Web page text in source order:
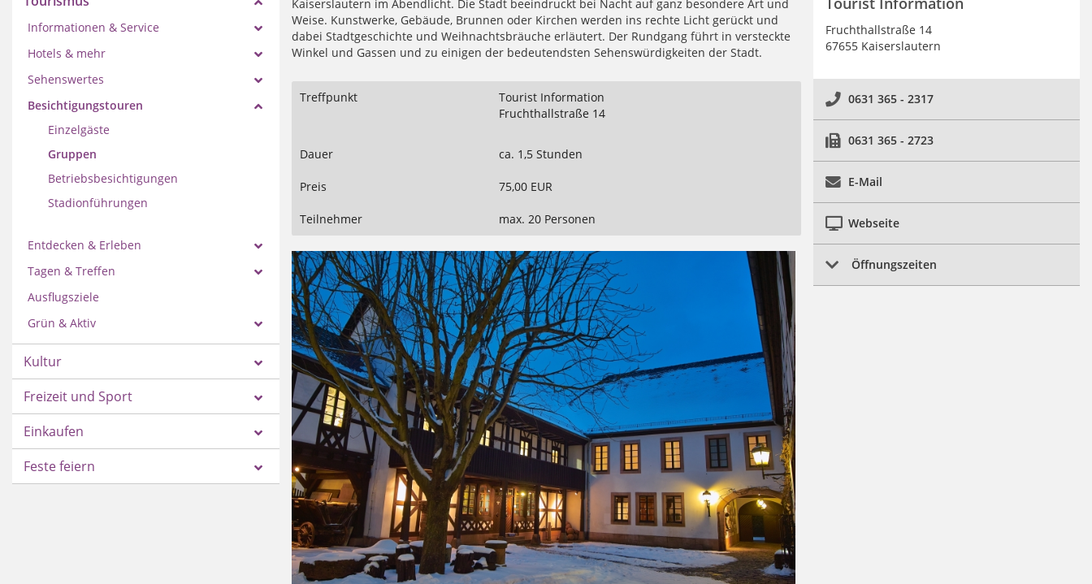
Informationen & Service
Hotels & mehr
Sehenswertes
Besichtigungstouren
Einzelgäste
Gruppen
Betriebsbesichtigungen
Stadionführungen
Entdecken & Erleben
Tagen & Treffen
Ausflugsziele
Grün & Aktiv
Kultur
Freizeit und Sport
Einkaufen
Feste feiern
Kaiserslautern im Abendlicht. Die Stadt beeindruckt bei Nacht auf ganz besondere Art und
Weise. Kunstwerke, Gebäude, Brunnen oder Kirchen werden ins rechte Licht gerückt und
dabei Stadtgeschichte und Weihnachtsbräuche erläutert. Der Rundgang führt in versteckte
Winkel und Gassen und zu einigen der bedeutendsten Sehenswürdigkeiten der Stadt.
Treffpunkt
Tourist Information
Fruchthallstraße 14
Dauer ca. 1,5 Stunden
Preis 75,00 EUR
Teilnehmer max. 20 Personen
Fruchthallstraße 14
67655 Kaiserslautern
0631 365 - 2317
0631 365 - 2723
E-Mail
Webseite
Öffnungszeiten